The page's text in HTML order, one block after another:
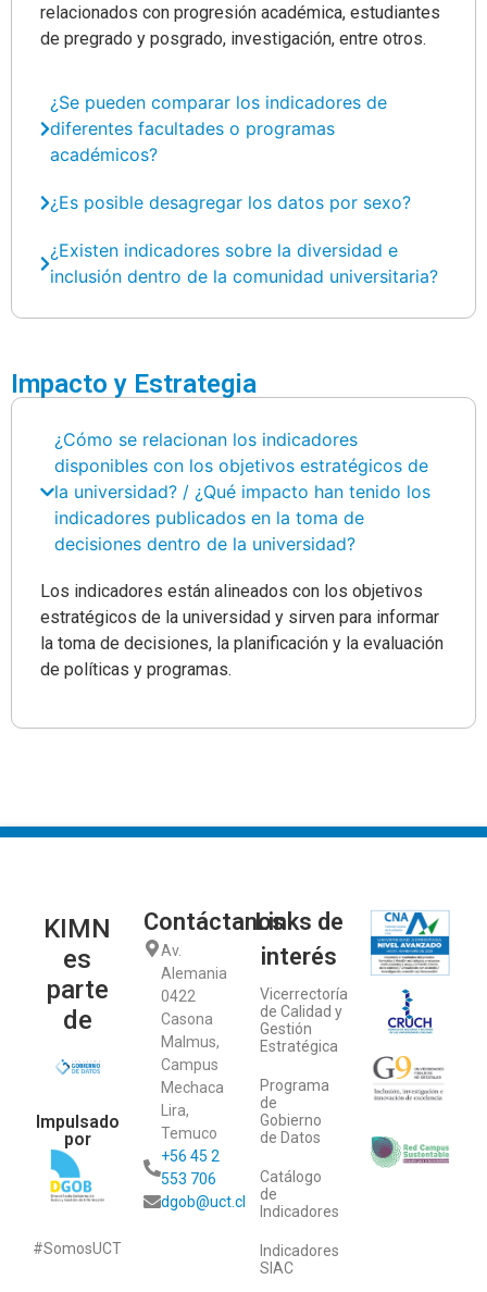
relacionados con progresión académica, estudiantes
de pregrado y posgrado, investigación, entre otros.
¿Se pueden comparar los indicadores de
diferentes facultades o programas
académicos?
¿Es posible desagregar los datos por sexo?
¿Existen indicadores sobre la diversidad e
inclusión dentro de la comunidad universitaria?
Impacto y Estrategia
¿Cómo se relacionan los indicadores
disponibles con los objetivos estratégicos de
la universidad? / ¿Qué impacto han tenido los
indicadores publicados en la toma de
decisiones dentro de la universidad?
Los indicadores están alineados con los objetivos
estratégicos de la universidad y sirven para informar
la toma de decisiones, la planificación y la evaluación
de políticas y programas.
KIMN
es
parte
de
Impulsado
por
#SomosUCT
Contáctanos
Av.
Alemania
0422
Casona
Malmus,
Campus
Mechaca
Lira,
Temuco
+56 45 2
553 706
dgob@uct.cl
Links de
interés
Vicerrectoría
de Calidad y
Gestión
Estratégica
Programa
de
Gobierno
de Datos
Catálogo
de
Indicadores
Indicadores
SIAC